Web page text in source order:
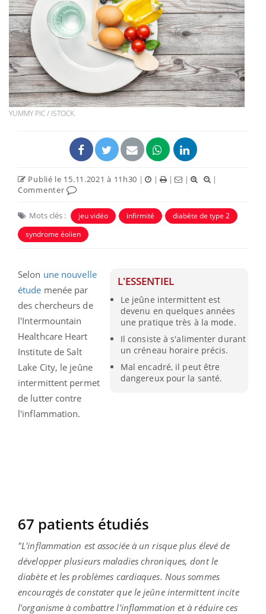
YUMMY PIC / ISTOCK.
Publié le 15.11.2021 à 11h30 | | | |
|
Commenter
Mots clés : jeu vidéo infirmité
diabète de type 2
syndrome éolien
L'ESSENTIEL
Le jeûne intermittent est
devenu en quelques années
une pratique très à la mode.
Il consiste à s'alimenter durant
un créneau horaire précis.
Mal encadré, il peut être
dangereux pour la santé.
Selon une nouvelle
étude menée par
des chercheurs de
l'Intermountain
Healthcare Heart
Institute de Salt
Lake City, le jeûne
intermittent permet
de lutter contre
l'inflammation.
67 patients étudiés
"L'inflammation est associée à un risque plus élevé de
développer plusieurs maladies chroniques, dont le
diabète et les problèmes cardiaques. Nous sommes
encouragés de constater que le jeûne intermittent incite
l'organisme à combattre l'inflammation et à réduire ces